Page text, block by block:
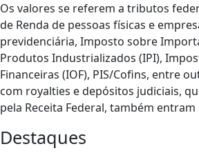
Os valores se referem a tributos
de Renda de pessoas físicas e
previdenciária, Imposto sobre
Produtos Industrializados (IPI),
Financeiras (IOF), PIS/Cofins, entre
com royalties e depósitos judiciais,
pela Receita Federal, também entram
Destaques